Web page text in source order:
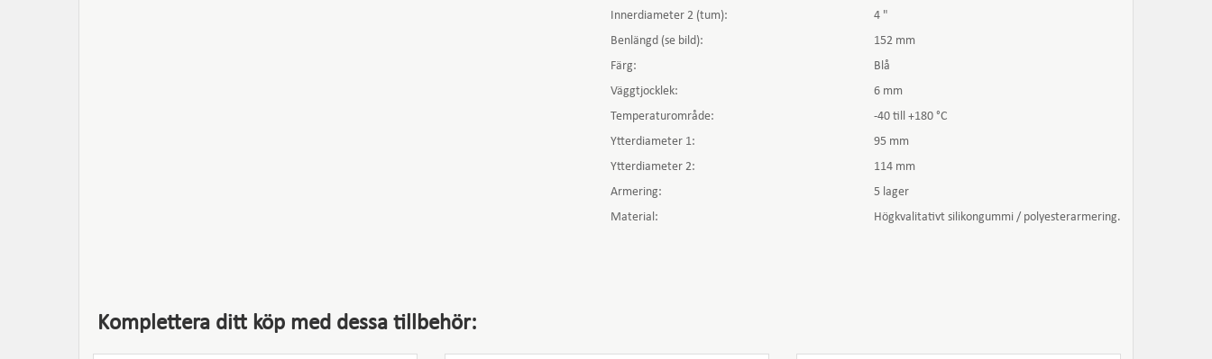
Innerdiameter 2 (tum):
4 "
Benlängd (se bild):
152 mm
Färg:
Blå
Väggtjocklek:
6 mm
Temperaturområde:
-40 till +180 °C
Ytterdiameter 1:
95 mm
Ytterdiameter 2:
114 mm
Armering:
5 lager
Material:
Högkvalitativt silikongummi / polyesterarmering.
Komplettera ditt köp med dessa tillbehör: